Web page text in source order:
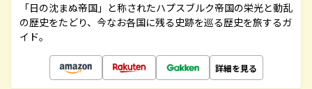
「日の沈まぬ帝国」と称されたハプスブルク帝国の栄光と動乱
の歴史をたどり、今なお各国に残る史跡を巡る歴史を旅するガ
イド。
詳細を見る